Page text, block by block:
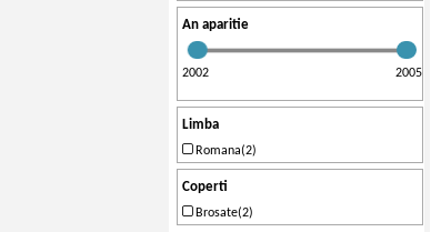
An aparitie
2002 2005
Limba
Romana(2)
Coperti
Brosate(2)